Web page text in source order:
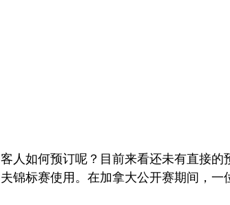
客人如何预订呢？目前来看还未有直接
夫锦标赛使用。在加拿大公开赛期间，